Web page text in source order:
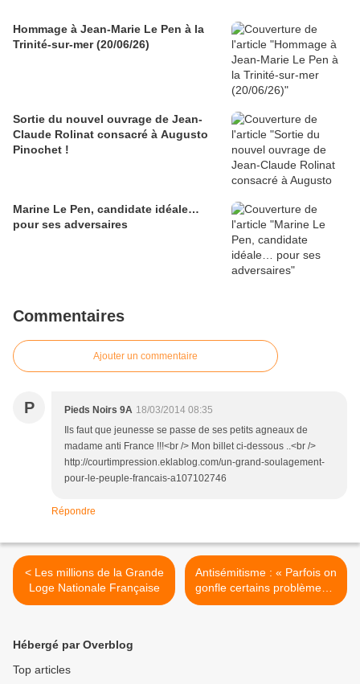
Hommage à Jean-Marie Le Pen à la
Trinité-sur-mer (20/06/26)
Sortie du nouvel ouvrage de Jean-
Claude Rolinat consacré à Augusto
Pinochet !
Marine Le Pen, candidate idéale…
pour ses adversaires
Commentaires
Ajouter un commentaire
P Pieds Noirs 9A 18/03/2014 08:35
Ils faut que jeunesse se passe de ses petits agneaux de
madame anti France !!!<br /> Mon billet ci-dessous ..<br />
http://courtimpression.eklablog.com/un-grand-soulagement-
pour-le-peuple-francais-a107102746
Répondre
< Les millions de la Grande
Loge Nationale Française
Antisémitisme : « Parfois on
gonfle certains problèmes »
>
Hébergé par Overblog
Top articles